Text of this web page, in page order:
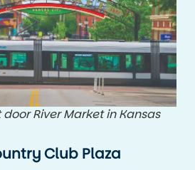
River Market in Kansas
Club Plaza